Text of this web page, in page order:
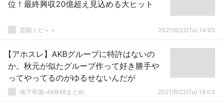
位！最終興収20億超え見込める大ヒット
芸能トピ＋＋ 2021/6/22(Tu) 14:05
【アホスレ】AKBグループに特許はないの
か。秋元が似たグループ作って好き勝手や
ってやってるのがゆるせないんだが
地下帝国-AKB48まとめ 2021/6/22(Tu) 14:03